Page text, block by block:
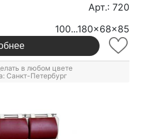
Арт.: 720
100...180x68x85
в любом цвете
Санкт-Петербург